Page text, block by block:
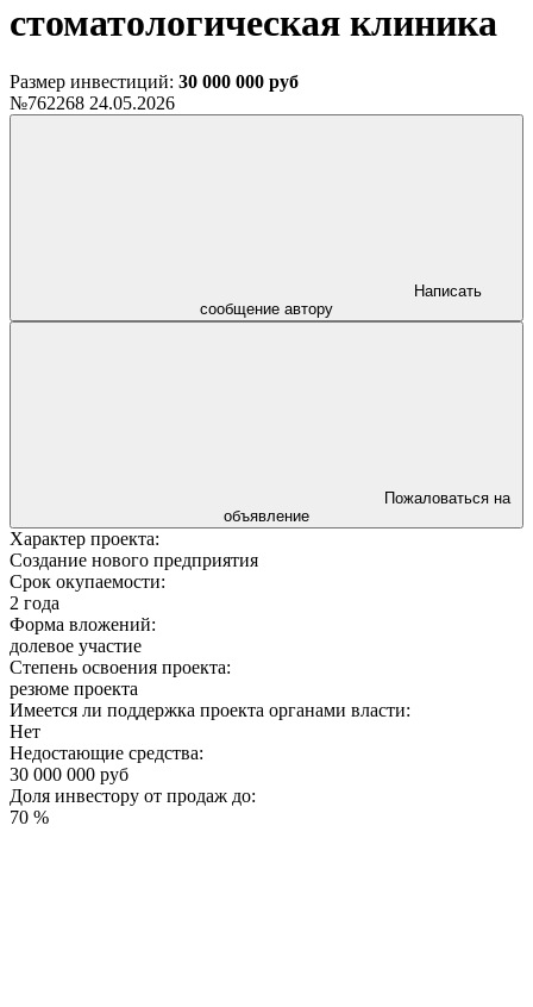
стоматологическая клиника
Размер инвестиций: 30 000 000 руб
№762268 24.05.2026
сообщение автору
объявление
Характер проекта:
Создание нового предприятия
Срок окупаемости:
2 года
Форма вложений:
долевое участие
Степень освоения проекта:
резюме проекта
Имеется ли поддержка проекта органами власти:
Нет
Недостающие средства:
30 000 000 руб
Доля инвестору от продаж до:
70 %